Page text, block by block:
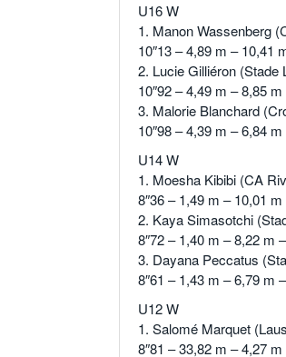
U16 W
1. Manon Wassenberg
10″13 – 4,89 m – 10,41
2. Lucie Gilliéron (Stade
10″92 – 4,49 m – 8,85 m
3. Malorie Blanchard
10″98 – 4,39 m – 6,84 m
U14 W
1. Moesha Kibibi (CA
8″36 – 1,49 m – 10,01 m
2. Kaya Simasotchi
8″72 – 1,40 m – 8,22 m
3. Dayana Peccatus
8″61 – 1,43 m – 6,79 m
U12 W
1. Salomé Marquet
8″81 – 33,82 m – 4,27 m